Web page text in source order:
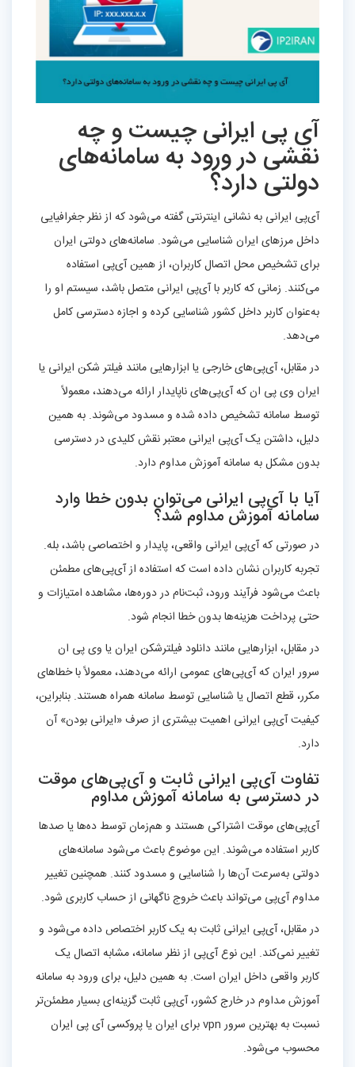
آی‌ پی ایرانی چیست و چه
نقشی در ورود به سامانه‌های
دولتی دارد؟
آی‌پی ایرانی به نشانی اینترنتی گفته می‌شود که از نظر جغرافیایی
داخل مرزهای ایران شناسایی می‌شود. سامانه‌های دولتی ایران
برای تشخیص محل اتصال کاربران، از همین آی‌پی استفاده
می‌کنند. زمانی که کاربر با آی‌پی ایرانی متصل باشد، سیستم او را
به‌عنوان کاربر داخل کشور شناسایی کرده و اجازه دسترسی کامل
می‌دهد.
در مقابل، آی‌پی‌های خارجی یا ابزارهایی مانند فیلتر شکن ایرانی یا
ایران وی پی ان که آی‌پی‌های ناپایدار ارائه می‌دهند، معمولاً
توسط سامانه تشخیص داده شده و مسدود می‌شوند. به همین
دلیل، داشتن یک آی‌پی ایرانی معتبر نقش کلیدی در دسترسی
بدون مشکل به سامانه آموزش مداوم دارد.
آیا با آی‌پی ایرانی می‌توان بدون خطا وارد
سامانه آموزش مداوم شد؟
در صورتی که آی‌پی ایرانی واقعی، پایدار و اختصاصی باشد، بله.
تجربه کاربران نشان داده است که استفاده از آی‌پی‌های مطمئن
باعث می‌شود فرآیند ورود، ثبت‌نام در دوره‌ها، مشاهده امتیازات و
حتی پرداخت هزینه‌ها بدون خطا انجام شود.
در مقابل، ابزارهایی مانند دانلود فیلترشکن ایران یا وی پی ان
سرور ایران که آی‌پی‌های عمومی ارائه می‌دهند، معمولاً با خطاهای
مکرر، قطع اتصال یا شناسایی توسط سامانه همراه هستند. بنابراین،
کیفیت آی‌پی ایرانی اهمیت بیشتری از صرف «ایرانی بودن» آن
دارد.
تفاوت آی‌پی ایرانی ثابت و آی‌پی‌های موقت
در دسترسی به سامانه آموزش مداوم
آی‌پی‌های موقت اشتراکی هستند و هم‌زمان توسط ده‌ها یا صدها
کاربر استفاده می‌شوند. این موضوع باعث می‌شود سامانه‌های
دولتی به‌سرعت آن‌ها را شناسایی و مسدود کنند. همچنین تغییر
مداوم آی‌پی می‌تواند باعث خروج ناگهانی از حساب کاربری شود.
در مقابل، آی‌پی ایرانی ثابت به یک کاربر اختصاص داده می‌شود و
تغییر نمی‌کند. این نوع آی‌پی از نظر سامانه، مشابه اتصال یک
کاربر واقعی داخل ایران است. به همین دلیل، برای ورود به سامانه
آموزش مداوم در خارج کشور، آی‌پی ثابت گزینه‌ای بسیار مطمئن‌تر
نسبت به بهترین سرور vpn برای ایران یا پروکسی آی پی ایران
محسوب می‌شود.